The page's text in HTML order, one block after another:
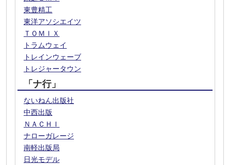
東豊精工
東洋アソシエイツ
ＴＯＭＩＸ
トラムウェイ
トレインウェーブ
トレジャータウン
「ナ行」
ないねん出版社
中西出版
ＮＡＣＨＩ
ナローガレージ
南軽出版局
日光モデル